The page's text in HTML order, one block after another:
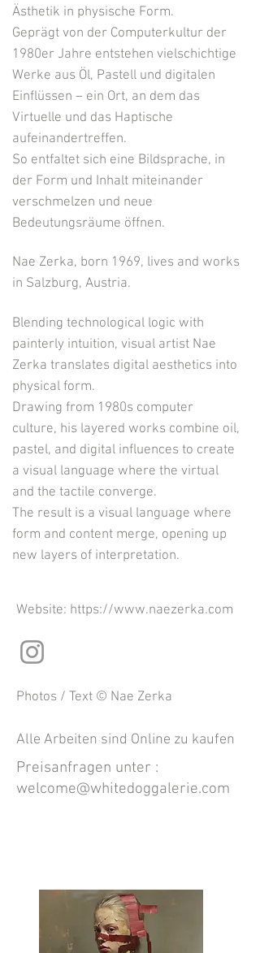
Ästhetik in physische Form.
Geprägt von der Computerkultur der
1980er Jahre entstehen vielschichtige
Werke aus Öl, Pastell und digitalen
Einflüssen – ein Ort, an dem das
Virtuelle und das Haptische
aufeinandertreffen.
So entfaltet sich eine Bildsprache, in
der Form und Inhalt miteinander
verschmelzen und neue
Bedeutungsräume öffnen.
Nae Zerka, born 1969, lives and works
in Salzburg, Austria.
Blending technological logic with
painterly intuition, visual artist Nae
Zerka translates digital aesthetics into
physical form.
Drawing from 1980s computer
culture, his layered works combine oil,
pastel, and digital influences to create
a visual language where the virtual
and the tactile converge.
The result is a visual language where
form and content merge, opening up
new layers of interpretation.
Website: https://www.naezerka.com
Photos / Text © Nae Zerka
Alle Arbeiten sind Online zu kaufen
Preisanfragen unter :
welcome@whitedoggalerie.com